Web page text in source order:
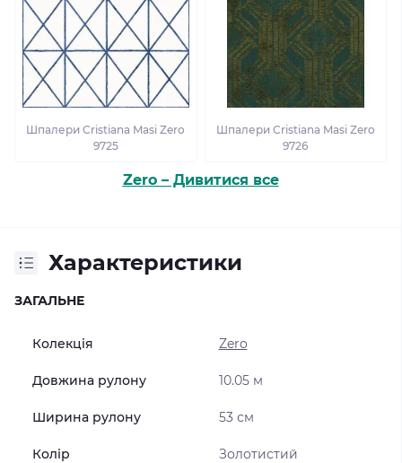
Шпалери Cristiana Masi Zero
9725
Шпалери Cristiana Masi Zero
9726
Zero – Дивитися все
Характеристики
ЗАГАЛЬНЕ
Колекція Zero
Довжина рулону 10.05 м
Ширина рулону 53 см
Колір Золотистий